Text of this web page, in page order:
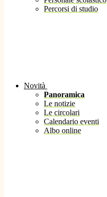
Percorsi di studio
Novità
Panoramica
Le notizie
Le circolari
Calendario eventi
Albo online